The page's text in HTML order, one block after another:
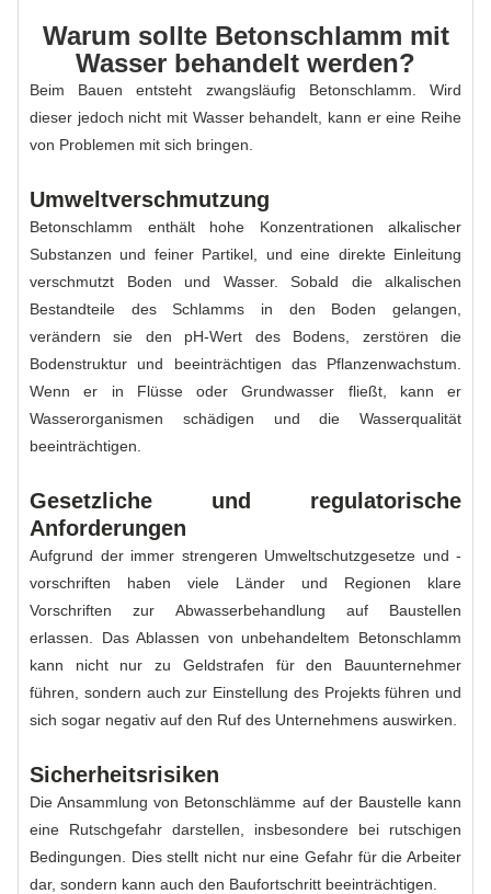
Warum sollte Betonschlamm mit
Wasser behandelt werden?
Beim Bauen entsteht zwangsläufig Betonschlamm. Wird
dieser jedoch nicht mit Wasser behandelt, kann er eine Reihe
von Problemen mit sich bringen.
Umweltverschmutzung
Betonschlamm enthält hohe Konzentrationen alkalischer
Substanzen und feiner Partikel, und eine direkte Einleitung
verschmutzt Boden und Wasser. Sobald die alkalischen
Bestandteile des Schlamms in den Boden gelangen,
verändern sie den pH-Wert des Bodens, zerstören die
Bodenstruktur und beeinträchtigen das Pflanzenwachstum.
Wenn er in Flüsse oder Grundwasser fließt, kann er
Wasserorganismen schädigen und die Wasserqualität
beeinträchtigen.
Gesetzliche und regulatorische
Anforderungen
Aufgrund der immer strengeren Umweltschutzgesetze und -
vorschriften haben viele Länder und Regionen klare
Vorschriften zur Abwasserbehandlung auf Baustellen
erlassen. Das Ablassen von unbehandeltem Betonschlamm
kann nicht nur zu Geldstrafen für den Bauunternehmer
führen, sondern auch zur Einstellung des Projekts führen und
sich sogar negativ auf den Ruf des Unternehmens auswirken.
Sicherheitsrisiken
Die Ansammlung von Betonschlämme auf der Baustelle kann
eine Rutschgefahr darstellen, insbesondere bei rutschigen
Bedingungen. Dies stellt nicht nur eine Gefahr für die Arbeiter
dar, sondern kann auch den Baufortschritt beeinträchtigen.